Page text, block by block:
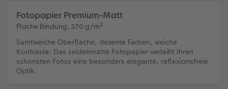
Fotopapier Premium-Matt
Flache Bindung, 370 g/m²
Samtweiche Oberfläche, dezente Farben, weiche
Kontraste: Das seidenmatte Fotopapier verleiht Ihren
schönsten Fotos eine besonders elegante, reflexionsfreie
Optik.